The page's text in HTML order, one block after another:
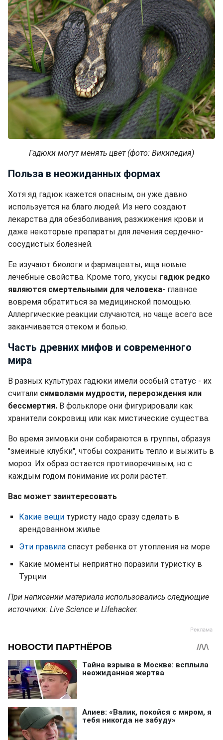
Гадюки могут менять цвет (фото: Википедия)
Польза в неожиданных формах
Хотя яд гадюк кажется опасным, он уже давно
используется на благо людей. Из него создают
лекарства для обезболивания, разжижения крови и
даже некоторые препараты для лечения сердечно-
сосудистых болезней.
Ее изучают биологи и фармацевты, ища новые
лечебные свойства. Кроме того, укусы гадюк редко
являются смертельными для человека- главное
вовремя обратиться за медицинской помощью.
Аллергические реакции случаются, но чаще всего все
заканчивается отеком и болью.
Часть древних мифов и современного
мира
В разных культурах гадюки имели особый статус - их
считали символами мудрости, перерождения или
бессмертия. В фольклоре они фигурировали как
хранители сокровищ или как мистические существа.
Во время зимовки они собираются в группы, образуя
"змеиные клубки", чтобы сохранить тепло и выжить в
мороз. Их образ остается противоречивым, но с
каждым годом понимание их роли растет.
Вас может заинтересовать
Какие вещи туристу надо сразу сделать в
арендованном жилье
Эти правила спасут ребенка от утопления на море
Какие моменты неприятно поразили туристку в
Турции
При написании материала использовались следующие
источники: Live Science и Lifehacker.